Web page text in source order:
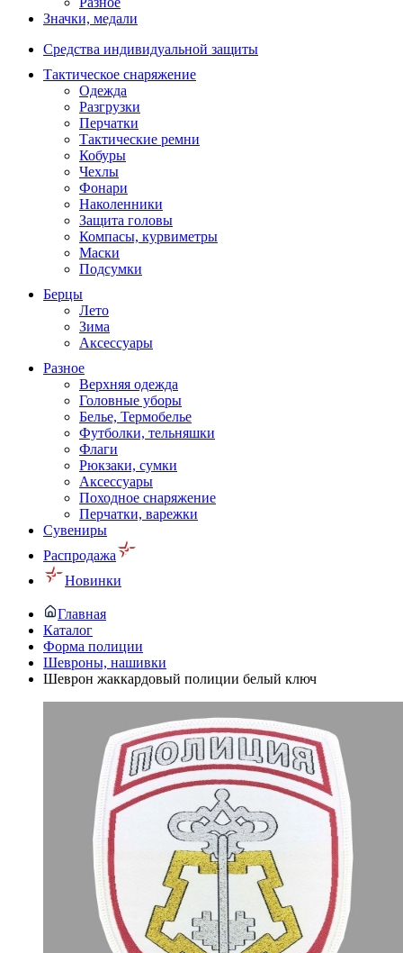
Значки, медали
Средства индивидуальной защиты
Тактическое снаряжение
Одежда
Разгрузки
Перчатки
Тактические ремни
Кобуры
Чехлы
Фонари
Наколенники
Защита головы
Компасы, курвиметры
Маски
Подсумки
Берцы
Лето
Зима
Аксессуары
Разное
Верхняя одежда
Головные уборы
Белье, Термобелье
Футболки, тельняшки
Флаги
Рюкзаки, сумки
Аксессуары
Походное снаряжение
Перчатки, варежки
Сувениры
Распродажа
Новинки
Главная
Каталог
Форма полиции
Шевроны, нашивки
Шеврон жаккардовый полиции белый ключ